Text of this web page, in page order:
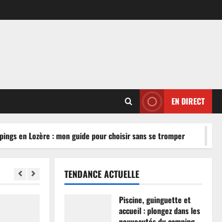
EN DIRECT
en Lozère : mon guide pour choisir sans se tromper
TENDANCE ACTUELLE
Piscine, guinguette et
accueil : plongez dans les